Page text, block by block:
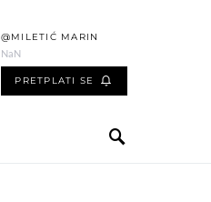
@MILETIĆ MARIN
NaN
PRETPLATI SE